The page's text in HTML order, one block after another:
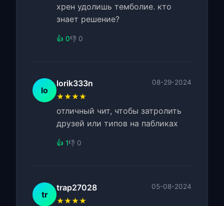
хрен удолишь темболие. кто
знает решение?
👍 0👎 0
lo
lorik333n 08-29-2024
★★★★
отличный чит, чтобы затролить
друзей или типов на пабликах
👍 1👎 0
tr
trap27028 05-08-2024
★★★★